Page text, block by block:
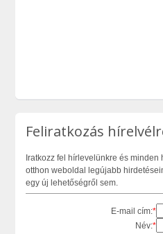
Feliratkozás
Iratkozz fel hírlevelünkre és
otthon weboldal legújabb
egy új lehetőségről sem.
E-mail cím:*
Név:*